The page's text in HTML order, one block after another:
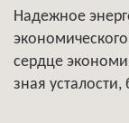
Надежное
сердце
зная